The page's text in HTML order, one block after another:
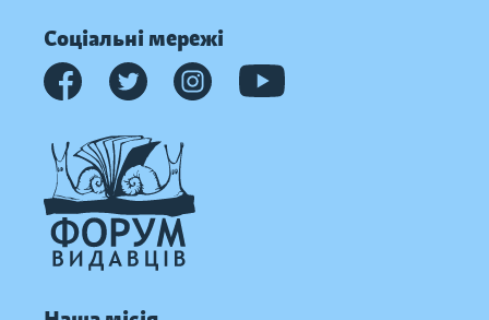
Соціальні мережі